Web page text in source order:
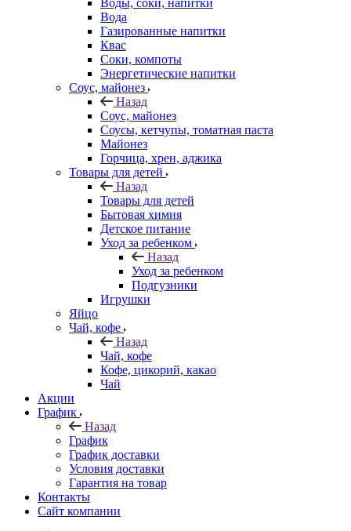
Воды, соки, напитки
Вода
Газированные напитки
Квас
Соки, компоты
Энергетические напитки
Соус, майонез
Назад
Соус, майонез
Соусы, кетчупы, томатная паста
Майонез
Горчица, хрен, аджика
Товары для детей
Назад
Товары для детей
Бытовая химия
Детское питание
Уход за ребенком
Назад
Уход за ребенком
Подгузники
Игрушки
Яйцо
Чай, кофе
Назад
Чай, кофе
Кофе, цикорий, какао
Чай
Акции
График
Назад
График
График доставки
Условия доставки
Гарантия на товар
Контакты
Сайт компании